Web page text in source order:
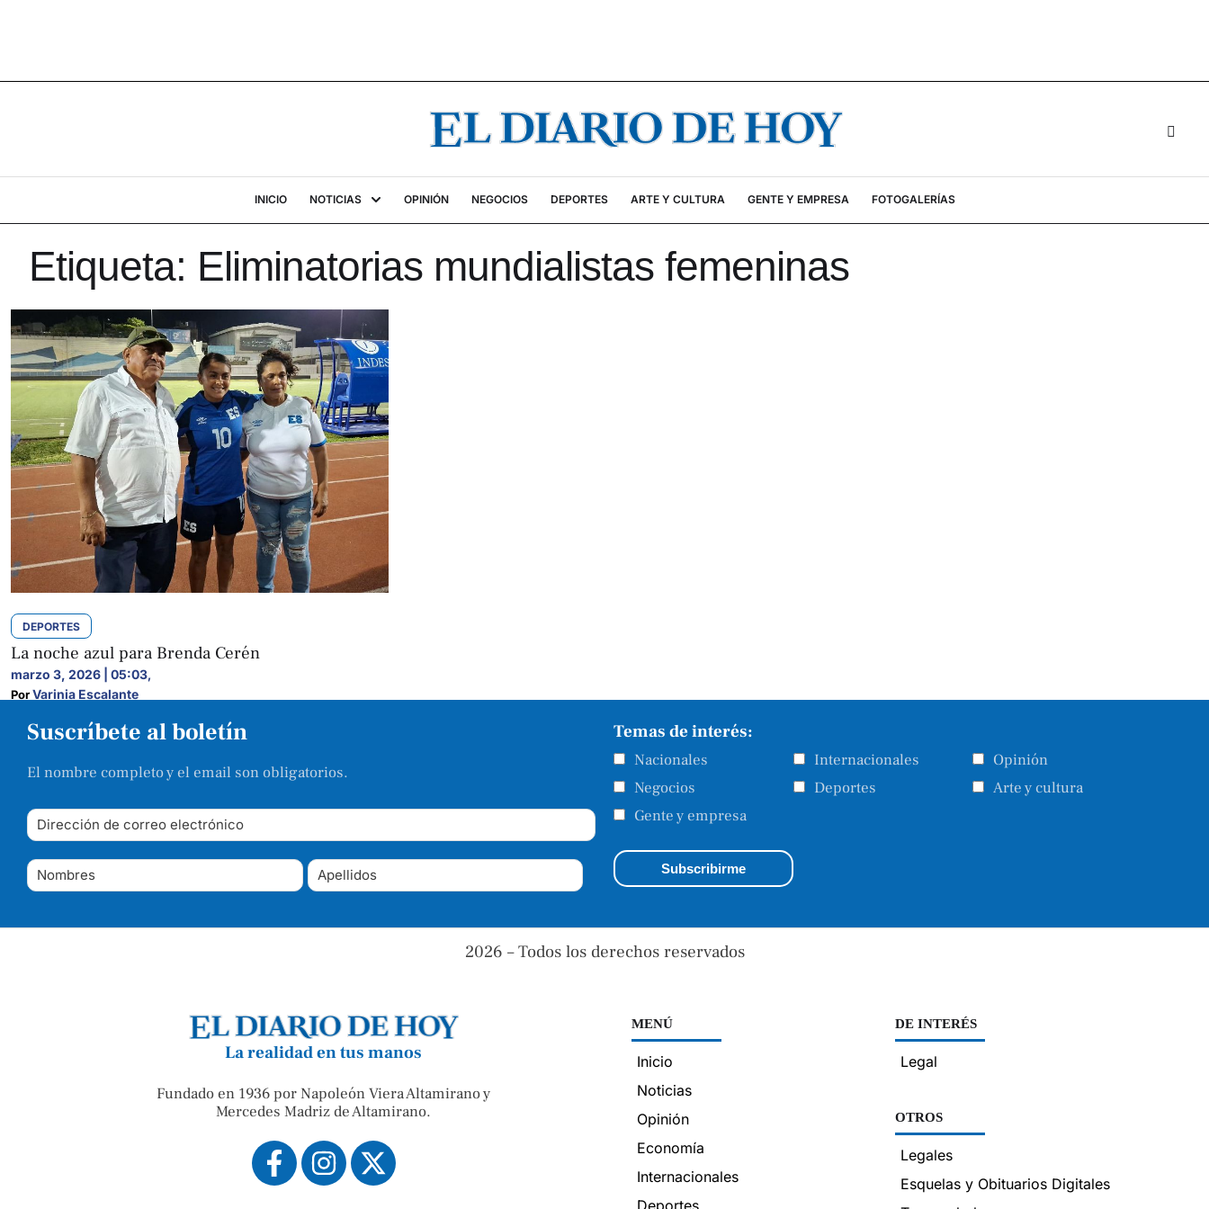
INICIO NOTICIAS OPINIÓN NEGOCIOS DEPORTES ARTE Y CULTURA GENTE Y EMPRESA FOTOGALERÍAS
Etiqueta: Eliminatorias mundialistas femeninas
DEPORTES
La noche azul para Brenda Cerén
marzo 3, 2026 | 05:03,
Por Varinia Escalante
Suscríbete al boletín
El nombre completo y el email son obligatorios.
Temas de interés:
Nacionales Internacionales
Opinión
Negocios
Deportes
Arte y cultura
Gente y empresa
2026 – Todos los derechos reservados
La realidad en tus manos
Fundado en 1936 por Napoleón Viera Altamirano y
Mercedes Madriz de Altamirano.
MENÚ
Inicio
Noticias
Opinión
Economía
Internacionales
DE INTERÉS
Legal
OTROS
Legales
Esquelas y Obituarios Digitales